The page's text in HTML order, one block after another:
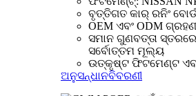
ବୃତ୍ତିଗତ କାର୍ ରନିଂ ବୋର୍ଡ
OEM ଏବଂ ODM
ସମାନ ଗୁଣବତ୍ତା
ସର୍ବୋତ୍ତମ ମୂଲ୍ୟ
ଉତ୍କୃଷ୍ଟ ଫିଟମେଣ୍ଟ
ଅନୁସନ୍ଧାନବିବରଣୀ